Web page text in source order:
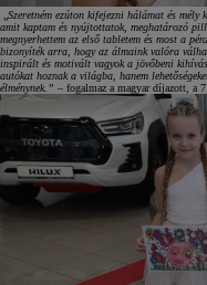
Szeretném ezúton kifejezni hálámat és mély
amit kaptam és nyújtottatok, meghatározó
megnyerhettem az első tabletem és most a
bizonyíték arra, hogy az álmaink valóra
inspirált és motivált vagyok a jövőbeni
autókat hoznak a világba, hanem
élménynek.” – fogalmaz a magyar díjazott, a